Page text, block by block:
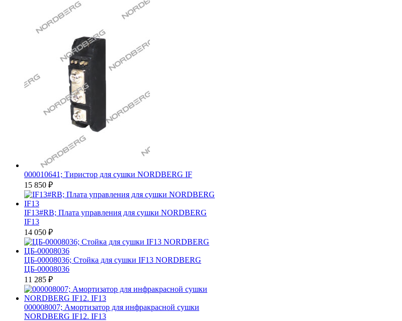
000010641; Тиристор для сушки NORDBERG IF
15 850 ₽
IF13#RB; Плата управления для сушки NORDBERG
IF13
14 050 ₽
ЦБ-00008036; Стойка для сушки IF13 NORDBERG
ЦБ-00008036
11 285 ₽
000008007; Амортизатор для инфракрасной сушки
NORDBERG IF12. IF13